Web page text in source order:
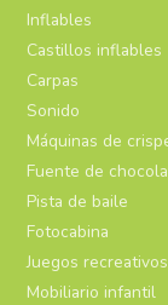
Inflables
Castillos inflables
Carpas
Sonido
Máquinas de
Fuente de
Pista de baile
Fotocabina
Juegos recreativos
Mobiliario infantil